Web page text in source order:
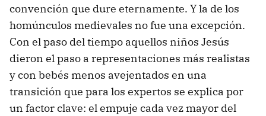
convención que dure eternamente. Y la de los
homúnculos medievales no fue una excepción.
Con el paso del tiempo aquellos niños Jesús
dieron el paso a representaciones más realistas
y con bebés menos avejentados en una
transición que para los expertos se explica por
un factor clave: el empuje cada vez mayor del